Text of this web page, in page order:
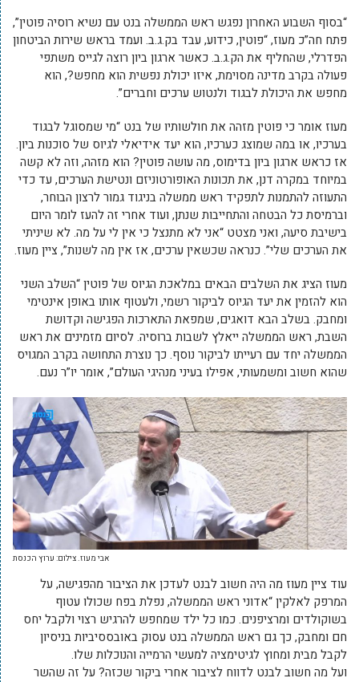
“בסוף השבוע האחרון נפגש ראש הממשלה בנט עם נשיא רוסיה פוטין”,
פתח חה”כ מעוז, “פוטין, כידוע, עבד בק.ג.ב. ועמד בראש שירות הביטחון
הפדרלי, שהחליף את הק.ג.ב. כאשר ארגון ביון רוצה לגייס משתפי
פעולה בקרב מדינה מסוימת, איזו יכולת נפשית הוא מחפש?, הוא
מחפש את היכולת לבגוד ולנטוש ערכים וחברים”.
מעוז אומר כי פוטין מזהה את חולשותיו של בנט “מי שמסוגל לבגוד
בערכיו, או במה שמוצג כערכיו, הוא יעד אידיאלי לגיוס של סוכנות ביון.
אז כראש ארגון ביון בדימוס, מה עושה פוטין? הוא מזהה, וזה לא קשה
במיוחד במקרה דנן, את תכונות האופורטוניזם ונטישת הערכים, עד כדי
התעוזה להתמנות לתפקיד ראש ממשלה בניגוד גמור לרצון הבוחר,
וברמיסת כל הבטחה והתחייבות שנתן, ועוד אחרי זה להעז לומר היום
בישיבת סיעה, ואני מצטט “אני לא מתנצל כי אין לי על מה. לא שיניתי
את הערכים שלי”. כנראה שכשאין ערכים, אז אין מה לשנות”, ציין מעוז.
מעוז הציג את השלבים הבאים במלאכת הגיוס של פוטין “השלב השני
הוא להזמין את יעד הגיוס לביקור רשמי, ולעטוף אותו באופן אינטימי
ומחבק. בשלב הבא דואגים, שמפאת התארכות הפגישה וקדושת
השבת, ראש הממשלה ייאלץ לשבות ברוסיה. לסיום מזמינים את ראש
הממשלה יחד עם רעייתו לביקור נוסף. כך נוצרת התחושה בקרב המגויס
שהוא חשוב ומשמעותי, אפילו בעיני מנהיגי העולם”, אומר יו”ר נעם.
אבי מעוז. צילום: ערוץ הכנסת
עוד ציין מעוז מה היה חשוב לבנט לעדכן את הציבור מהפגישה, על
המרפק לאלקין “אדוני ראש הממשלה, נפלת בפח שכולו עטוף
בשוקולדים ומרציפנים. כמו כל ילד שמחפש להרגיש רצוי ולקבל יחס
חם ומחבק, כך גם ראש הממשלה בנט עסוק באובססיביות בניסיון
לקבל מבית ומחוץ לגיטימציה למעשי הרמייה והנוכלות שלו.
ועל מה חשוב לבנט לדווח לציבור אחרי ביקור שכזה? על זה שהשר